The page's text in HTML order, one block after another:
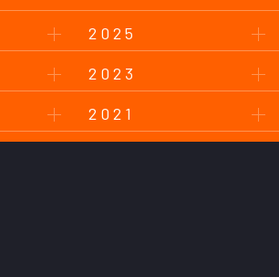
2025
2023
2021